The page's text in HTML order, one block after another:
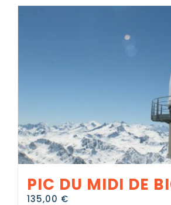
PIC DU MIDI DE
135,00 €